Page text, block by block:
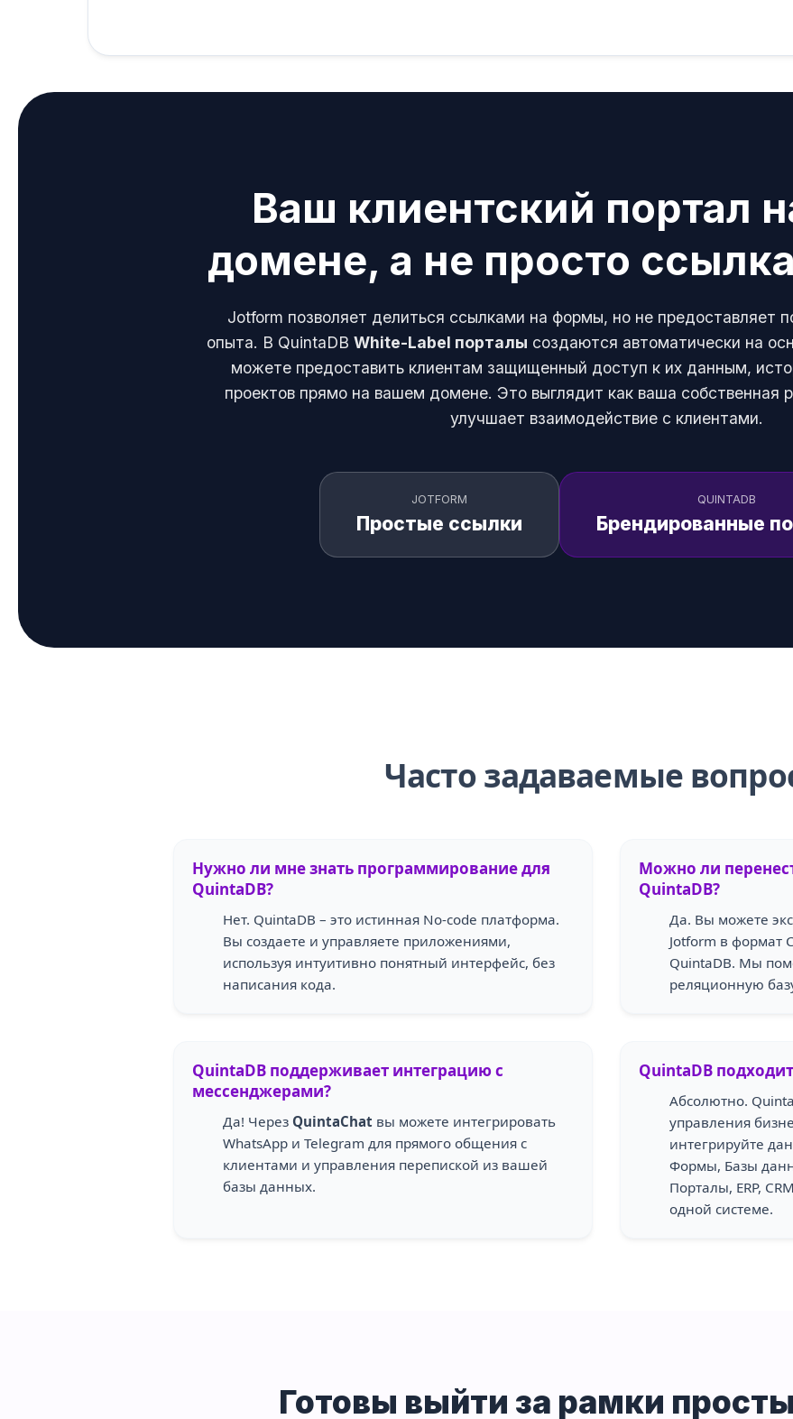
Ваш клиентский портал
домене, а не просто
Jotform позволяет делиться ссылками на формы, но не предоставляет
опыта. В QuintaDB White-Label порталы создаются автоматически на
можете предоставить клиентам защищенный доступ к их данным,
проектов прямо на вашем домене. Это выглядит как ваша собственная
улучшает взаимодействие с клиентами.
JOTFORM
Простые ссылки
QUINTADB
Брендированные
Часто задаваемые
Нужно ли мне знать программирование для
QuintaDB?
Нет. QuintaDB – это истинная No-code платформа.
Вы создаете и управляете приложениями,
используя интуитивно понятный интерфейс, без
написания кода.
Можно ли
QuintaDB?
Да. Вы можете
Jotform в формат
QuintaDB. Мы
реляционную
QuintaDB поддерживает интеграцию с
мессенджерами?
Да! Через QuintaChat вы можете интегрировать
WhatsApp и Telegram для прямого общения с
клиентами и управления перепиской из вашей
базы данных.
QuintaDB
Абсолютно.
управления
интегрируйте
Формы, Базы
Порталы, ERP,
одной системе.
Готовы выйти за рамки